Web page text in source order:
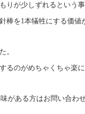
が少しずれるという事
を1本犠牲にする価値
。
のがめちゃくちゃ楽に
がある方はお問い合わせ